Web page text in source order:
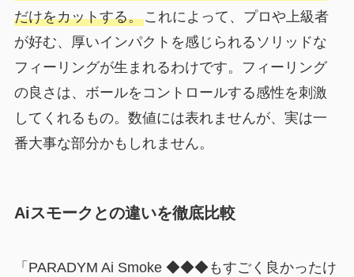
だけをカットする。これによって、プロや上級者
が好む、厚いインパクトを感じられるソリッドな
フィーリングが生まれるわけです。フィーリング
の良さは、ボールをコントロールする感性を刺激
してくれるもの。数値には表れませんが、実は一
番大事な部分かもしれません。
Aiスモークとの違いを徹底比較
「PARADYM Ai Smoke ◆◆◆もすごく良かったけ